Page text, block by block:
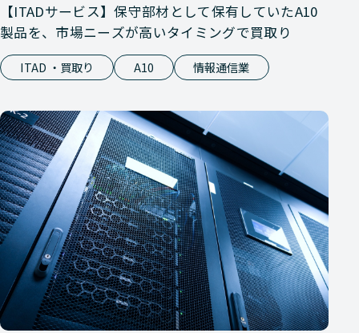
【ITADサービス】保守部材として保有していたA10
製品を、市場ニーズが高いタイミングで買取り
ITAD ・買取り A10 情報通信業